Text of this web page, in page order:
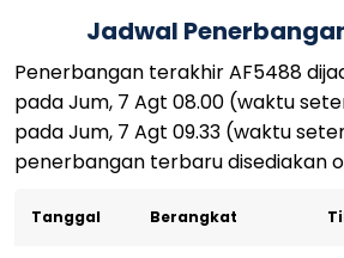
Jadwal
Penerbangan terakhir AF5488
pada Jum, 7 Agt 08.00 (waktu
pada Jum, 7 Agt 09.33 (waktu
penerbangan terbaru disediakan
Tanggal Berangkat